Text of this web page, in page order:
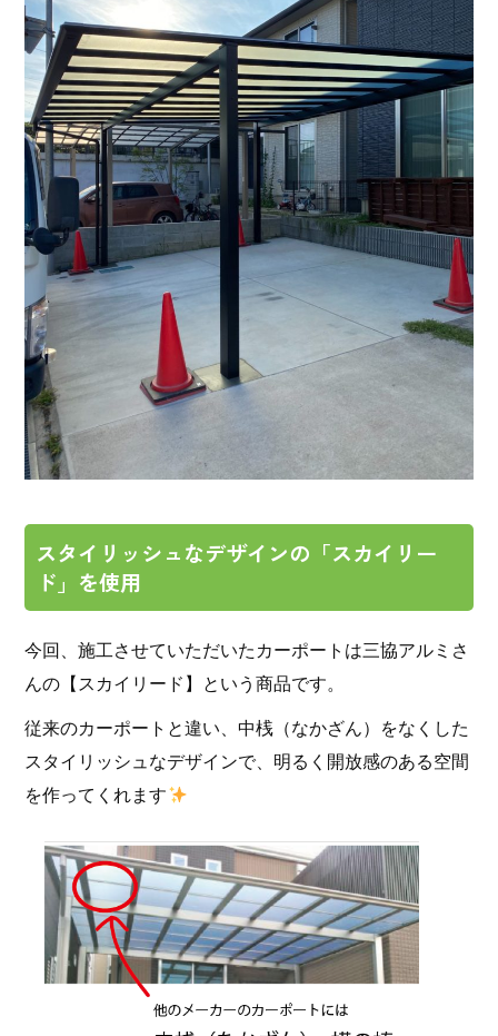
スタイリッシュなデザインの「スカイリー
ド」を使用
今回、施工させていただいたカーポートは三協アルミさ
んの【スカイリード】という商品です。
従来のカーポートと違い、中桟（なかざん）をなくした
スタイリッシュなデザインで、明るく開放感のある空間
を作ってくれます